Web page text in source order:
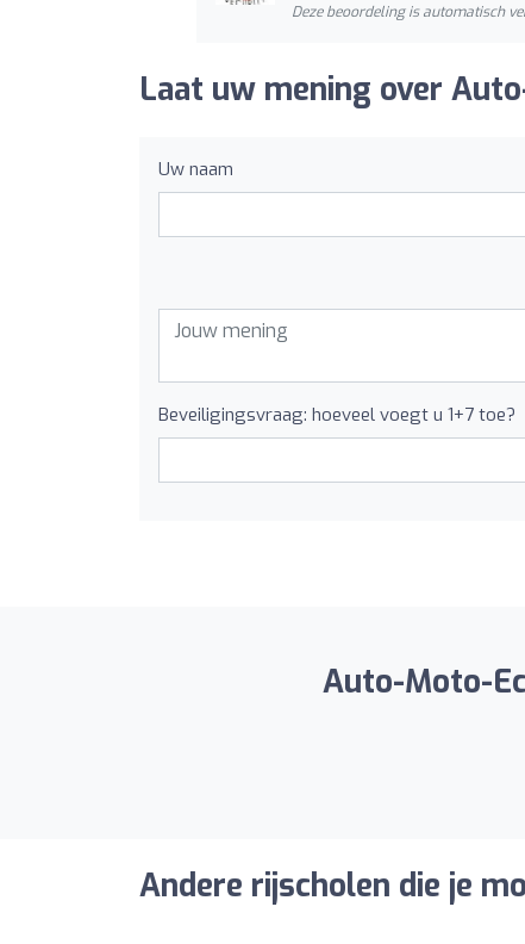
Deze beoordeling is automatisch
Laat uw mening over
Uw naam
Beveiligingsvraag: hoeveel voegt u 1+7 toe?
Auto-Moto-
Andere rijscholen die je